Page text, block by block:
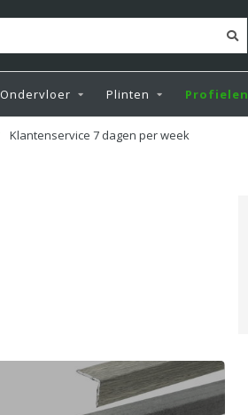
Ondervloer Plinten Profielen
Klantenservice 7 dagen per week